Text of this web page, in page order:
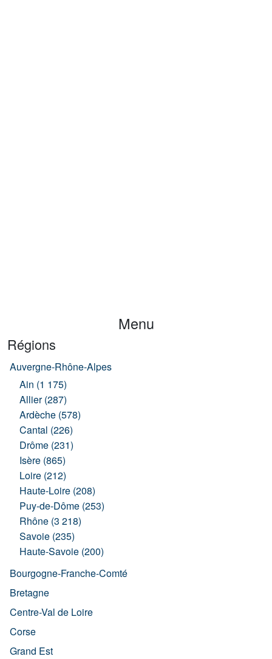
Menu
Régions
Auvergne-Rhône-Alpes
Ain (1 175)
Allier (287)
Ardèche (578)
Cantal (226)
Drôme (231)
Isère (865)
Loire (212)
Haute-Loire (208)
Puy-de-Dôme (253)
Rhône (3 218)
Savoie (235)
Haute-Savoie (200)
Bourgogne-Franche-Comté
Bretagne
Centre-Val de Loire
Corse
Grand Est